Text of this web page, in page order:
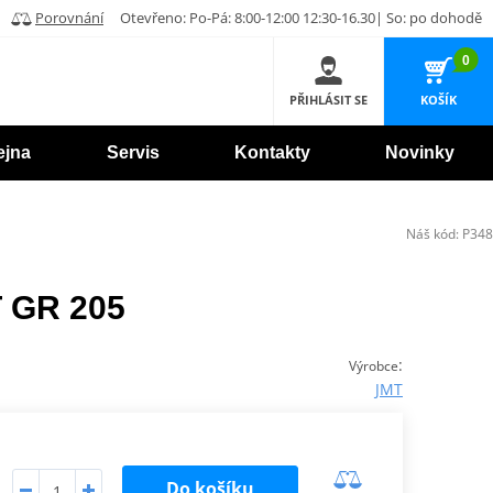
Porovnání Otevřeno: Po-Pá: 8:00-12:00 12:30-16.30| So: po dohodě
PŘIHLÁSIT SE
0
KOŠÍK
Servis Kontakty Novinky
205
Výrobce:
JMT
Náš kód: P348